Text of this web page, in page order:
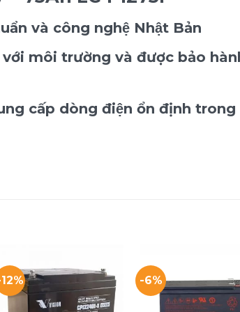
và công nghệ Nhật Bản
môi trường và được bảo
cấp dòng điện ổn định trong
-6%